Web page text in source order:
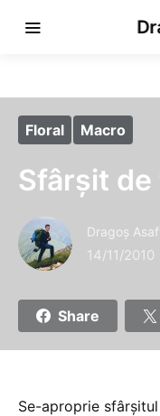
Floral Macro
Sfârşit
Dragoş
14/11/2010
Share
Se-aproprie